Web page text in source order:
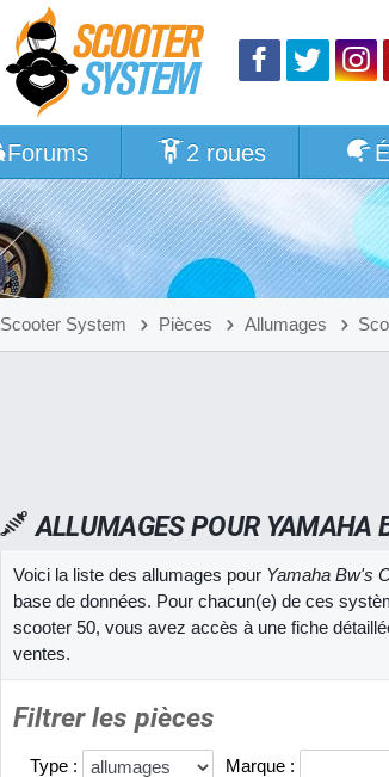
Forums 2 roues
Scooter System Pièces Allumages
ALLUMAGES POUR YAMAHA
Voici la liste des allumages pour Yamaha Bw's
base de données. Pour chacun(e) de ces
scooter 50, vous avez accès à une fiche
ventes.
Filtrer les pièces
Type : Marque :